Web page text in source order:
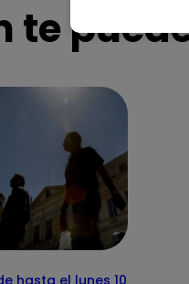
te
hasta el lunes 10